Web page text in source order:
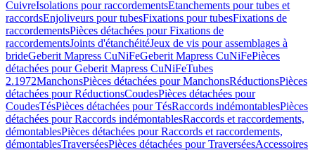
CuivreIsolations pour raccordementsEtanchements pour tubes et
raccordsEnjoliveurs pour tubesFixations pour tubesFixations de
raccordementsPièces détachées pour Fixations de
raccordementsJoints d'étanchéitéJeux de vis pour assemblages à
brideGeberit Mapress CuNiFeGeberit Mapress CuNiFePièces
détachées pour Geberit Mapress CuNiFeTubes
2.1972ManchonsPièces détachées pour ManchonsRéductionsPièces
détachées pour RéductionsCoudesPièces détachées pour
CoudesTésPièces détachées pour TésRaccords indémontablesPièces
détachées pour Raccords indémontablesRaccords et raccordements,
démontablesPièces détachées pour Raccords et raccordements,
démontablesTraverséesPièces détachées pour TraverséesAccessoires